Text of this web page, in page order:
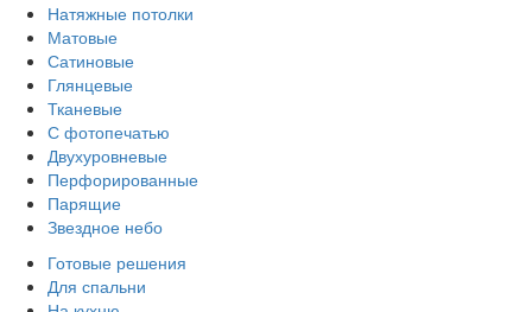
Натяжные потолки
Матовые
Сатиновые
Глянцевые
Тканевые
С фотопечатью
Двухуровневые
Перфорированные
Парящие
Звездное небо
Готовые решения
Для спальни